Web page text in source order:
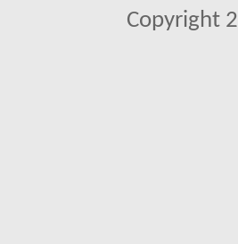
Copyright